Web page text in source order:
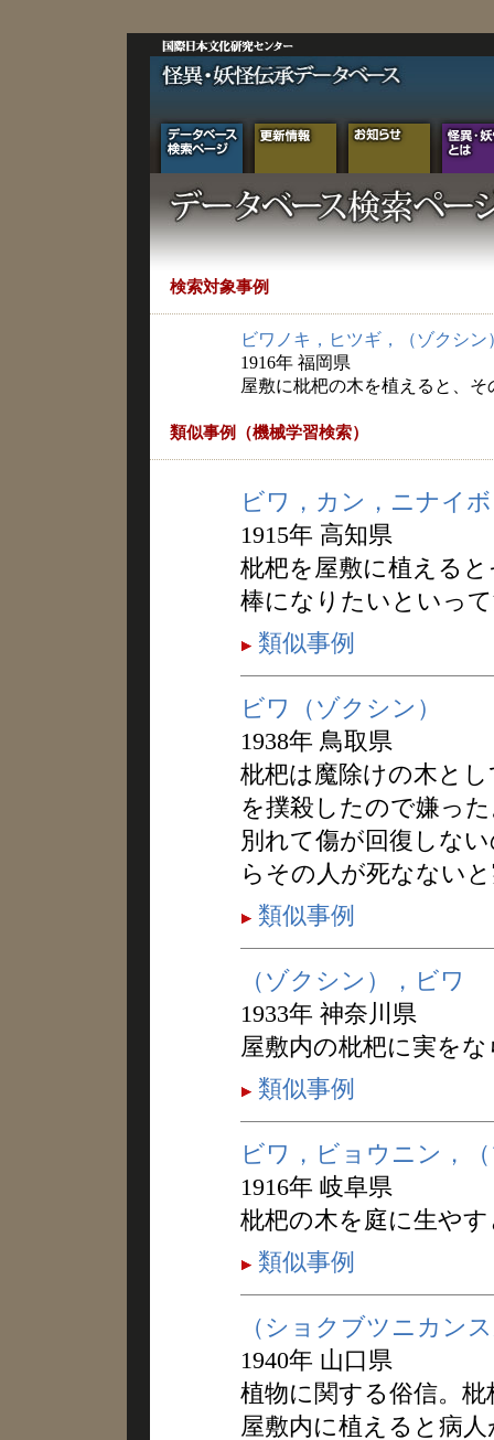
検索対象事例
ビワノキ，ヒツギ，（ゾクシン
1916年 福岡県
屋敷に枇杷の木を植えると、
類似事例（機械学習検索）
ビワ，カン，ニナイ
1915年 高知県
枇杷を屋敷に植える
棒になりたいといっ
類似事例
ビワ（ゾクシン）
1938年 鳥取県
枇杷は魔除けの木と
を撲殺したので嫌っ
別れて傷が回復しな
らその人が死なない
類似事例
（ゾクシン），ビワ
1933年 神奈川県
屋敷内の枇杷に実を
類似事例
ビワ，ビョウニン，
1916年 岐阜県
枇杷の木を庭に生や
類似事例
（ショクブツニカン
1940年 山口県
植物に関する俗信。
屋敷内に植えると病